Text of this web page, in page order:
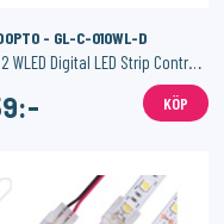
- GL-C-010WL-D
ESP32 WLED Digital LED Strip Controller Mic | Micro - B Port
KÖP